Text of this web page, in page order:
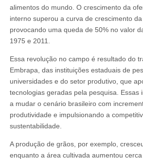
alimentos do mundo. O crescimento da
interno superou a curva de crescimento da
provocando uma queda de 50% no valor
1975 e 2011.
Essa revolução no campo é resultado do
Embrapa, das instituições estaduais de
universidades e do setor produtivo, que
tecnologias geradas pela pesquisa. Essas
a mudar o cenário brasileiro com
produtividade e impulsionando a
sustentabilidade.
A produção de grãos, por exemplo,
enquanto a área cultivada aumentou